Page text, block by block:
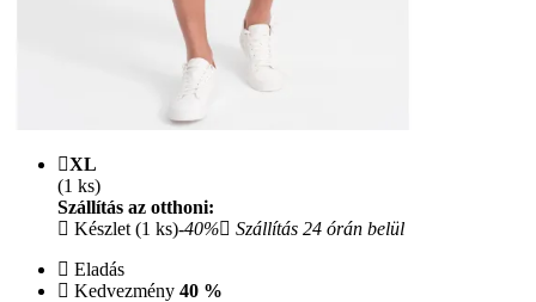
XL
(1 ks)
Szállítás az otthoni:
Készlet (1 ks)-40%
Szállítás 24 órán belül
Eladás
Kedvezmény 40 %